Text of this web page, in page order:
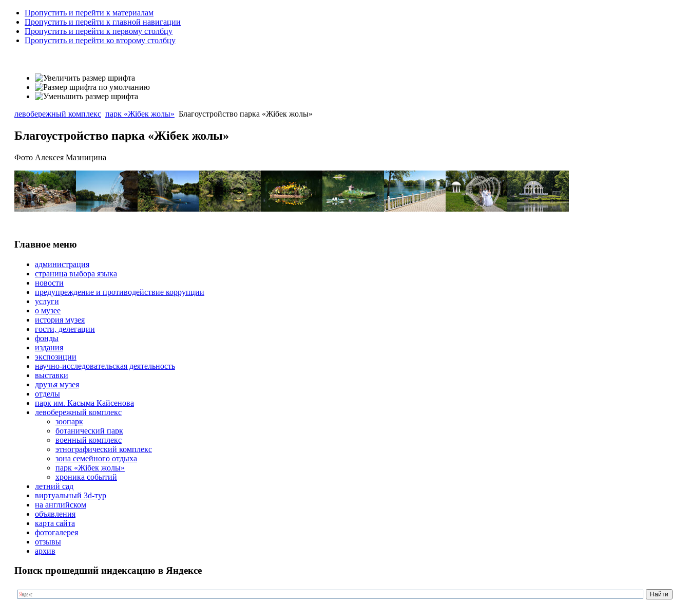
Пропустить и перейти к материалам
Пропустить и перейти к главной навигации
Пропустить и перейти к первому столбцу
Пропустить и перейти ко второму столбцу
левобережный комплекс парк «Жібек жолы» Благоустройство парка «Жібек жолы»
Благоустройство парка «Жібек жолы»
Фото Алексея Мазницина
Главное меню
администрация
страница выбора языка
новости
предупреждение и противодействие коррупции
услуги
о музее
история музея
гости, делегации
фонды
издания
экспозиции
научно-исследовательская деятельность
выставки
друзья музея
отделы
парк им. Касыма Кайсенова
левобережный комплекс
зоопарк
ботанический парк
военный комплекс
этнографический комплекс
зона семейного отдыха
парк «Жібек жолы»
хроника событий
летний сад
виртуальный 3d-тур
на английском
объявления
карта сайта
фотогалерея
отзывы
архив
Поиск прошедший индексацию в Яндексе